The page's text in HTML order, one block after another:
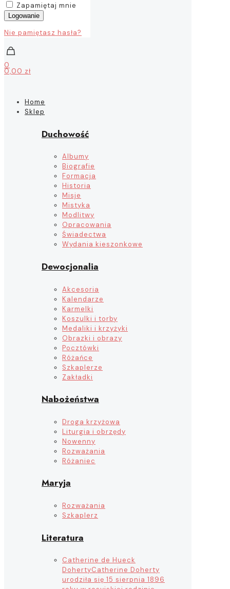
Zapamiętaj mnie
Logowanie
Nie pamiętasz hasła?
0
0,00 zł
Home
Sklep
Duchowość
Albumy
Biografie
Formacja
Historia
Misje
Mistyka
Modlitwy
Opracowania
Świadectwa
Wydania kieszonkowe
Dewocjonalia
Akcesoria
Kalendarze
Karmelki
Koszulki i torby
Medaliki i krzyżyki
Obrazki i obrazy
Pocztówki
Różańce
Szkaplerze
Zakładki
Nabożeństwa
Droga krzyżowa
Liturgia i obrzędy
Nowenny
Rozważania
Różaniec
Maryja
Rozważania
Szkaplerz
Literatura
Catherine de Hueck
DohertyCatherine Doherty
urodziła się 15 sierpnia 1896